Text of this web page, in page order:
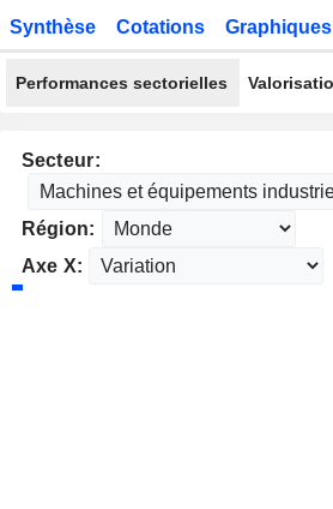
Synthèse Cotations Graphiques
Performances sectorielles
Secteur:
Région:
Axe X: